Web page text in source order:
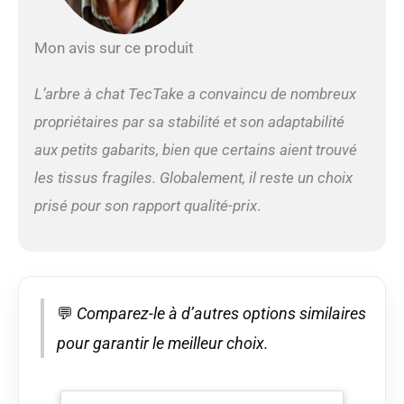
véritable tour de plaisir.
chat à l'aventure du
niveau est une
découverte. Votre ami à
escalader, se cacher, ou
simplement se reposer
CONFORT ET
OBSERVATION À
douceur d'une cabane
Mon avis sur ce produit
L’arbre à chat TecTake a convaincu de nombreux
propriétaires par sa stabilité et son adaptabilité
aux petits gabarits, bien que certains aient trouvé
les tissus fragiles. Globalement, il reste un choix
prisé pour son rapport qualité-prix.
💬 Comparez-le à d’autres options similaires
pour garantir le meilleur choix.